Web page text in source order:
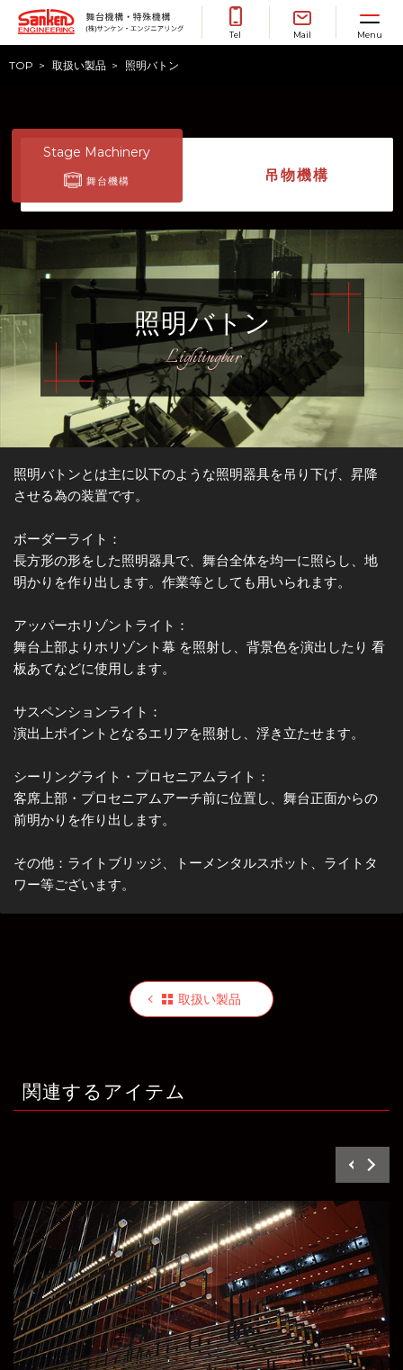
Tel Mail
Toggle
Menu
TOP 取扱い製品 照明バトン
Stage Machinery
舞台機構 吊物機構
照明バトン
Lightingbar
照明バトンとは主に以下のような照明器具を吊り下げ、昇降
させる為の装置です。
ボーダーライト：
長方形の形をした照明器具で、舞台全体を均一に照らし、地
明かりを作り出します。作業等としても用いられます。
アッパーホリゾントライト：
舞台上部よりホリゾント幕 を照射し、背景色を演出したり 看
板あてなどに使用します。
サスペンションライト：
演出上ポイントとなるエリアを照射し、浮き立たせます。
シーリングライト・プロセニアムライト：
客席上部・プロセニアムアーチ前に位置し、舞台正面からの
前明かりを作り出します。
その他：ライトブリッジ、トーメンタルスポット、ライトタ
ワー等ございます。
取扱い製品
関連するアイテム